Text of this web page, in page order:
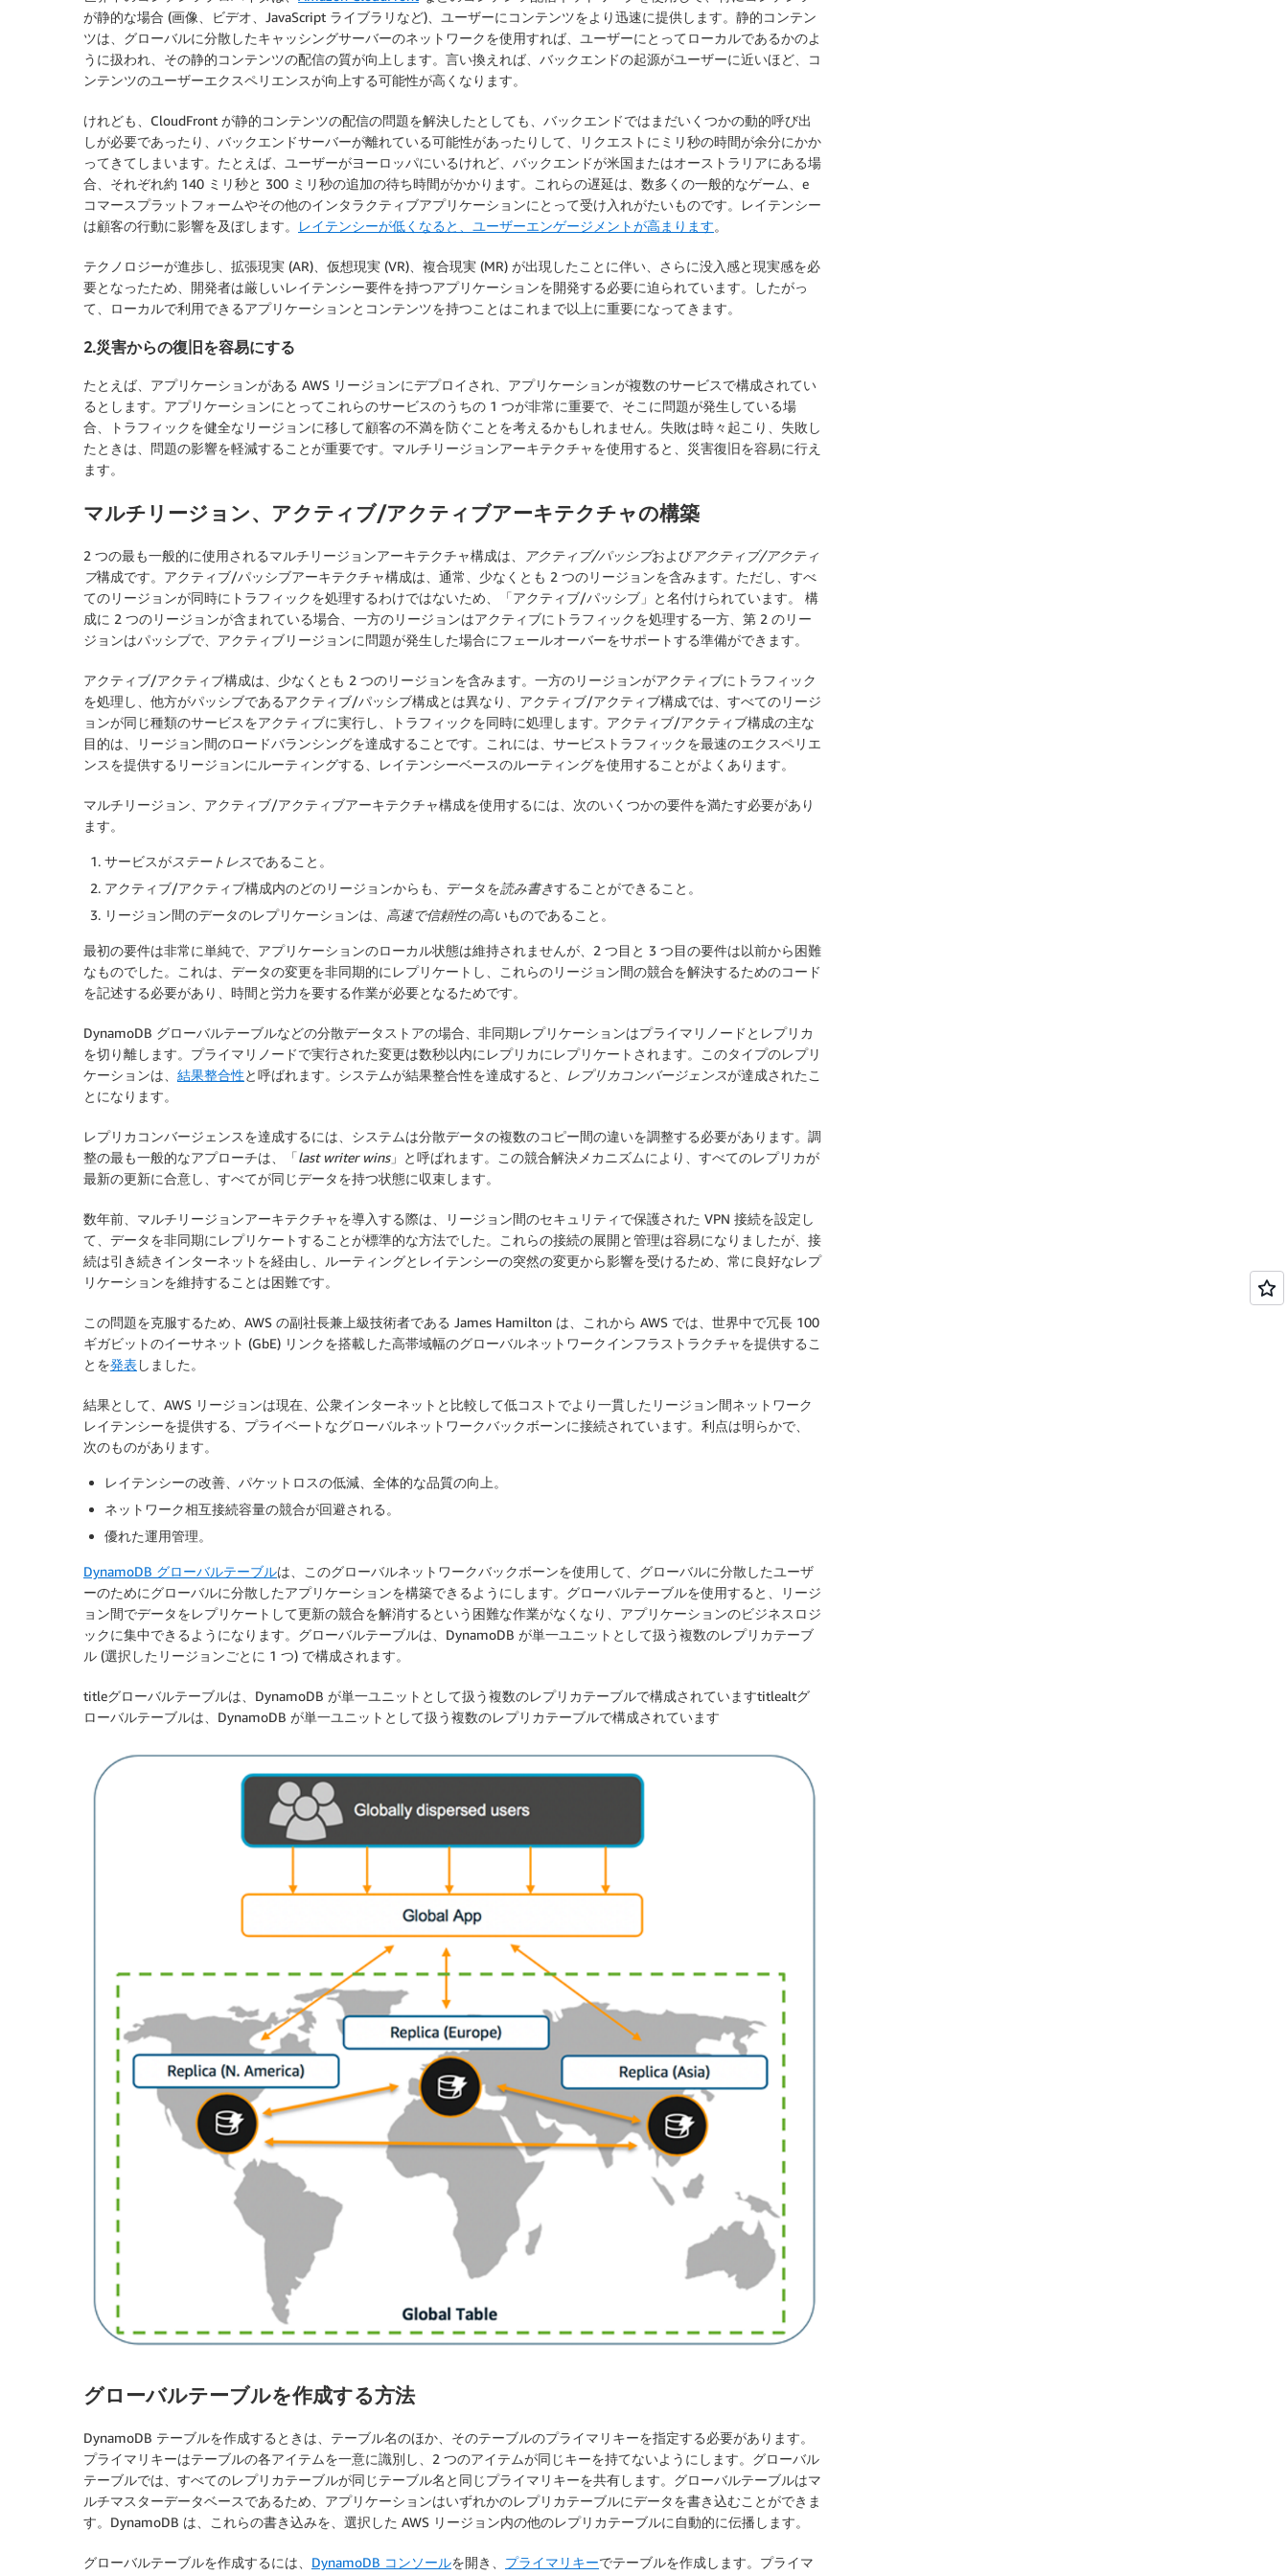
が静的な場合 (画像、ビデオ、JavaScript ライブラリなど)、ユーザーにコンテンツをより迅速に提供します。静的コンテン
ツは、グローバルに分散したキャッシングサーバーのネットワークを使用すれば、ユーザーにとってローカルであるかのよ
うに扱われ、その静的コンテンツの配信の質が向上します。言い換えれば、バックエンドの起源がユーザーに近いほど、コ
ンテンツのユーザーエクスペリエンスが向上する可能性が高くなります。
けれども、CloudFront が静的コンテンツの配信の問題を解決したとしても、バックエンドではまだいくつかの動的呼び出
しが必要であったり、バックエンドサーバーが離れている可能性があったりして、リクエストにミリ秒の時間が余分にかか
ってきてしまいます。たとえば、ユーザーがヨーロッパにいるけれど、バックエンドが米国またはオーストラリアにある場
合、それぞれ約 140 ミリ秒と 300 ミリ秒の追加の待ち時間がかかります。これらの遅延は、数多くの一般的なゲーム、e
コマースプラットフォームやその他のインタラクティブアプリケーションにとって受け入れがたいものです。レイテンシー
は顧客の行動に影響を及ぼします。
レイテンシーが低くなると、ユーザーエンゲージメントが高まります。
テクノロジーが進歩し、拡張現実 (AR)、仮想現実 (VR)、複合現実 (MR) が出現したことに伴い、さらに没入感と現実感を必
要となったため、開発者は厳しいレイテンシー要件を持つアプリケーションを開発する必要に迫られています。したがっ
て、ローカルで利用できるアプリケーションとコンテンツを持つことはこれまで以上に重要になってきます。
2.災害からの復旧を容易にする
たとえば、アプリケーションがある AWS リージョンにデプロイされ、アプリケーションが複数のサービスで構成されてい
るとします。アプリケーションにとってこれらのサービスのうちの 1 つが非常に重要で、そこに問題が発生している場
合、トラフィックを健全なリージョンに移して顧客の不満を防ぐことを考えるかもしれません。失敗は時々起こり、失敗し
たときは、問題の影響を軽減することが重要です。マルチリージョンアーキテクチャを使用すると、災害復旧を容易に行え
ます。
マルチリージョン、アクティブ/アクティブアーキテクチャの構築
2 つの最も一般的に使用されるマルチリージョンアーキテクチャ構成は、 アクティブ/パッシブおよびアクティブ/アクティ
ブ構成です。アクティブ/パッシブアーキテクチャ構成は、通常、少なくとも 2 つのリージョンを含みます。ただし、すべ
てのリージョンが同時にトラフィックを処理するわけではないため、「アクティブ/パッシブ」と名付けられています。 構
成に 2 つのリージョンが含まれている場合、一方のリージョンはアクティブにトラフィックを処理する一方、第 2 のリー
ジョンはパッシブで、アクティブリージョンに問題が発生した場合にフェールオーバーをサポートする準備ができます。
アクティブ/アクティブ構成は、少なくとも 2 つのリージョンを含みます。一方のリージョンがアクティブにトラフィック
を処理し、他方がパッシブであるアクティブ/パッシブ構成とは異なり、アクティブ/アクティブ構成では、すべてのリージ
ョンが同じ種類のサービスをアクティブに実行し、トラフィックを同時に処理します。アクティブ/アクティブ構成の主な
目的は、リージョン間のロードバランシングを達成することです。これには、サービストラフィックを最速のエクスペリエ
ンスを提供するリージョンにルーティングする、レイテンシーベースのルーティングを使用することがよくあります。
マルチリージョン、アクティブ/アクティブアーキテクチャ構成を使用するには、次のいくつかの要件を満たす必要があり
ます。
サービスがステートレスであること。
アクティブ/アクティブ構成内のどのリージョンからも、データを読み書きすることができること。
リージョン間のデータのレプリケーションは、 高速で信頼性の高いものであること。
最初の要件は非常に単純で、アプリケーションのローカル状態は維持されませんが、2 つ目と 3 つ目の要件は以前から困難
なものでした。これは、データの変更を非同期的にレプリケートし、これらのリージョン間の競合を解決するためのコード
を記述する必要があり、時間と労力を要する作業が必要となるためです。
DynamoDB グローバルテーブルなどの分散データストアの場合、非同期レプリケーションはプライマリノードとレプリカ
を切り離します。プライマリノードで実行された変更は数秒以内にレプリカにレプリケートされます。このタイプのレプリ
ケーションは、 結果整合性と呼ばれます。システムが結果整合性を達成すると、 レプリカコンバージェンスが達成されたこ
とになります。
レプリカコンバージェンスを達成するには、システムは分散データの複数のコピー間の違いを調整する必要があります。調
整の最も一般的なアプローチは、「last writer wins」と呼ばれます。この競合解決メカニズムにより、すべてのレプリカが
最新の更新に合意し、すべてが同じデータを持つ状態に収束します。
数年前、マルチリージョンアーキテクチャを導入する際は、リージョン間のセキュリティで保護された VPN 接続を設定し
て、データを非同期にレプリケートすることが標準的な方法でした。これらの接続の展開と管理は容易になりましたが、接
続は引き続きインターネットを経由し、ルーティングとレイテンシーの突然の変更から影響を受けるため、常に良好なレプ
リケーションを維持することは困難です。
この問題を克服するため、AWS の副社長兼上級技術者である James Hamilton は、これから AWS では、世界中で冗長 100
ギガビットのイーサネット (GbE) リンクを搭載した高帯域幅のグローバルネットワークインフラストラクチャを提供するこ
とを発表しました。
結果として、AWS リージョンは現在、公衆インターネットと比較して低コストでより一貫したリージョン間ネットワーク
レイテンシーを提供する、プライベートなグローバルネットワークバックボーンに接続されています。 利点は明らかで、
次のものがあります。
レイテンシーの改善、パケットロスの低減、全体的な品質の向上。
ネットワーク相互接続容量の競合が回避される。
優れた運用管理。
DynamoDB グローバルテーブルは、このグローバルネットワークバックボーンを使用して、グローバルに分散したユーザ
ーのためにグローバルに分散したアプリケーションを構築できるようにします。グローバルテーブルを使用すると、リージ
ョン間でデータをレプリケートして更新の競合を解消するという困難な作業がなくなり、アプリケーションのビジネスロジ
ックに集中できるようになります。グローバルテーブルは、DynamoDB が単一ユニットとして扱う複数のレプリカテーブ
ル (選択したリージョンごとに 1 つ) で構成されます。
titleグローバルテーブルは、DynamoDB が単一ユニットとして扱う複数のレプリカテーブルで構成されていますtitlealtグ
ローバルテーブルは、DynamoDB が単一ユニットとして扱う複数のレプリカテーブルで構成されています
グローバルテーブルを作成する方法
DynamoDB テーブルを作成するときは、テーブル名のほか、そのテーブルのプライマリキーを指定する必要があります。
プライマリキーはテーブルの各アイテムを一意に識別し、2 つのアイテムが同じキーを持てないようにします。グローバル
テーブルでは、すべてのレプリカテーブルが同じテーブル名と同じプライマリキーを共有します。グローバルテーブルはマ
ルチマスターデータベースであるため、アプリケーションはいずれかのレプリカテーブルにデータを書き込むことができま
す。DynamoDB は、これらの書き込みを、選択した AWS リージョン内の他のレプリカテーブルに自動的に伝播します。
グローバルテーブルを作成するには、 DynamoDB コンソールを開き、 プライマリキーでテーブルを作成します。プライマ